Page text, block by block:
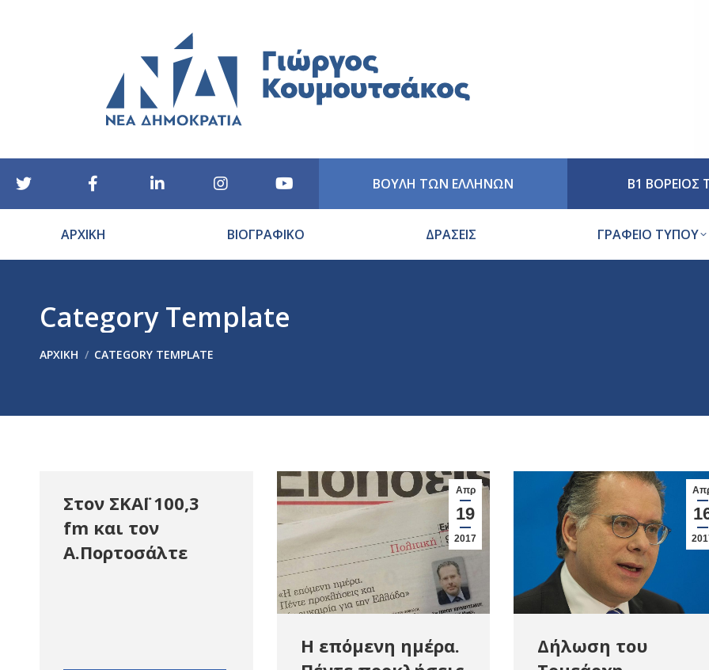
ΒΟΥΛΗ ΤΩΝ ΕΛΛΗΝΩΝ Β1 ΒΟΡΕΙΟΣ
ΑΡΧΙΚΗ ΒΙΟΓΡΑΦΙΚΟ ΔΡΑΣΕΙΣ ΓΡΑΦΕΙΟ ΤΥΠΟΥ
Category Template
ΑΡΧΙΚΉ CATEGORY TEMPLATE
Στον ΣΚΑΪ 100,3
fm και τον
Α.Πορτοσάλτε
Απρ
19
2017
Η επόμενη ημέρα.
Δήλωση του